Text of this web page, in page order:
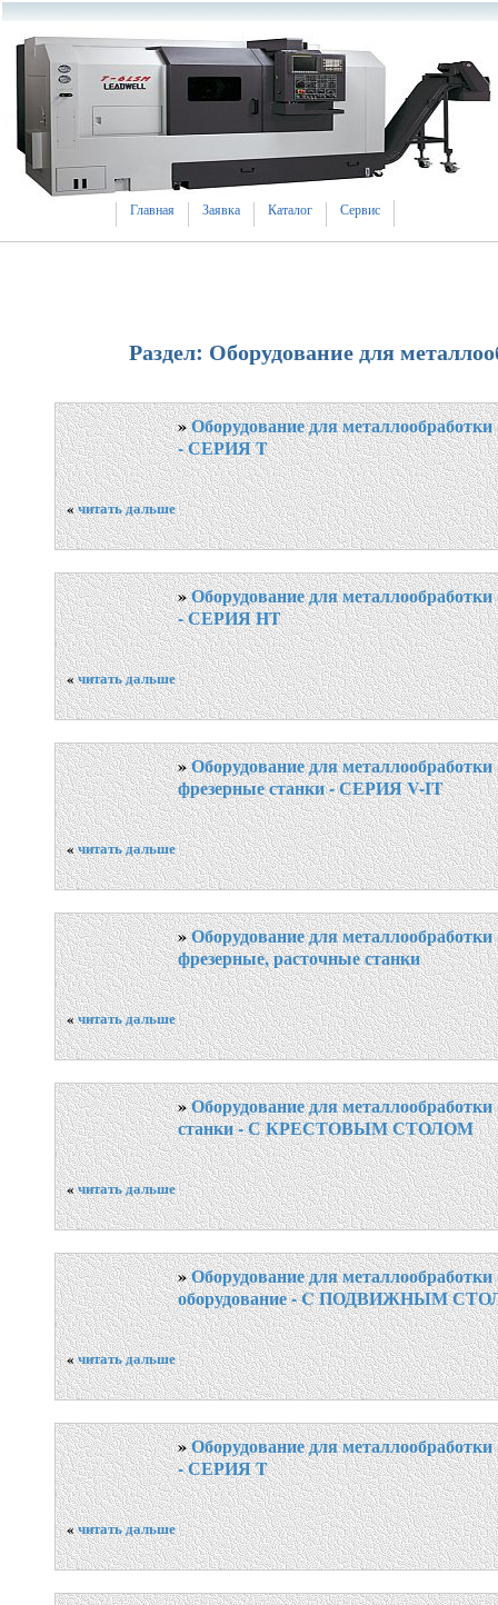
Главная Заявка Каталог Сервис
Раздел: Оборудование для
»Оборудование для
- СЕРИЯ T
«читать дальше
»Оборудование для
- СЕРИЯ HT
«читать дальше
»Оборудование для
фрезерные станки - СЕРИЯ V-IT
«читать дальше
»Оборудование для металлообработки
фрезерные, расточные станки
«читать дальше
»Оборудование для
станки - С КРЕСТОВЫМ СТОЛОМ
«читать дальше
»Оборудование для металлообработки
оборудование - C ПОДВИЖНЫМ
«читать дальше
»Оборудование для
- СЕРИЯ T
«читать дальше